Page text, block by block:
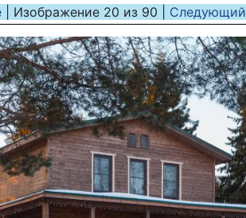
| Изображение 20 из 90 Следующий